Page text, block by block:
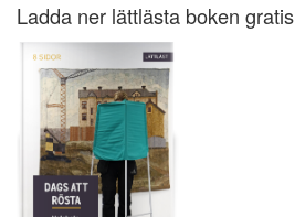
Ladda ner lättlästa boken gratis